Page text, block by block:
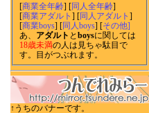
[商業全年齢 ] [同人全年齢]
[商業アダルト ] [同人アダルト ]
[商業boys] [同人boys ] [その他]
あ、 アダルト とboysに関しては
18歳未満の人は見ちゃ駄目で
す。目がつぶれます。
↑うちのバナーです。